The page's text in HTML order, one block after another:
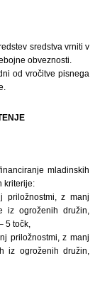
sredstva vrniti v
obveznosti.
od vročitve pisnega
mladinskih
kriterije:
priložnostmi, z manj
iz ogroženih družin,
5 točk,
priložnostmi, z manj
iz ogroženih družin,